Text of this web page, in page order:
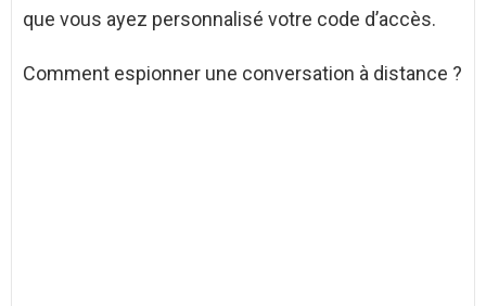
que vous ayez personnalisé votre code d’accès.
Comment espionner une conversation à distance ?